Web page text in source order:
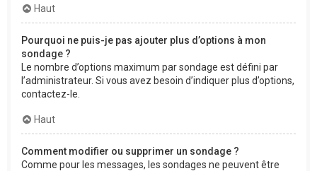
Haut
Pourquoi ne puis-je pas ajouter plus d’options à mon
sondage ?
Le nombre d’options maximum par sondage est défini par
l’administrateur. Si vous avez besoin d’indiquer plus d’options,
contactez-le.
Haut
Comment modifier ou supprimer un sondage ?
Comme pour les messages, les sondages ne peuvent être